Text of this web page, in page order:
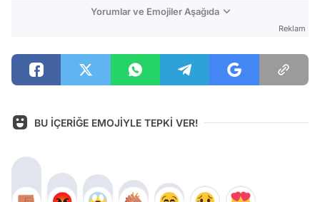
Yorumlar ve Emojiler Aşağıda
Reklam
BU İÇERİĞE EMOJİYLE TEPKİ VER!